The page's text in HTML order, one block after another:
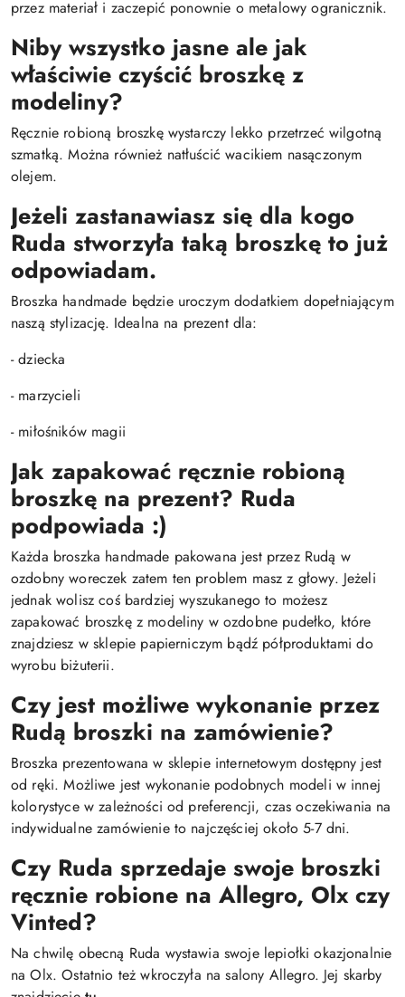
przez materiał i zaczepić ponownie o metalowy ogranicznik.
Niby wszystko jasne ale jak
właściwie czyścić broszkę z
modeliny?
Ręcznie robioną broszkę wystarczy lekko przetrzeć wilgotną
szmatką. Można również natłuścić wacikiem nasączonym
olejem.
Jeżeli zastanawiasz się dla kogo
Ruda stworzyła taką broszkę to już
odpowiadam.
Broszka handmade będzie uroczym dodatkiem dopełniającym
naszą stylizację. Idealna na prezent dla:
- dziecka
- marzycieli
- miłośników magii
Jak zapakować ręcznie robioną
broszkę na prezent? Ruda
podpowiada :)
Każda broszka handmade pakowana jest przez Rudą w
ozdobny woreczek zatem ten problem masz z głowy. Jeżeli
jednak wolisz coś bardziej wyszukanego to możesz
zapakować broszkę z modeliny w ozdobne pudełko, które
znajdziesz w sklepie papierniczym bądź półproduktami do
wyrobu biżuterii.
Czy jest możliwe wykonanie przez
Rudą broszki na zamówienie?
Broszka prezentowana w sklepie internetowym dostępny jest
od ręki. Możliwe jest wykonanie podobnych modeli w innej
kolorystyce w zależności od preferencji, czas oczekiwania na
indywidualne zamówienie to najczęściej około 5-7 dni.
Czy Ruda sprzedaje swoje broszki
ręcznie robione na Allegro, Olx czy
Vinted?
Na chwilę obecną Ruda wystawia swoje lepiołki okazjonalnie
na Olx. Ostatnio też wkroczyła na salony Allegro. Jej skarby